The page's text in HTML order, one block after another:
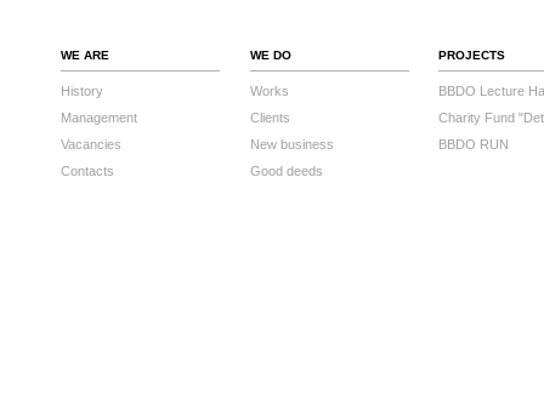
WE ARE
History
Management
Vacancies
Contacts
WE DO
Works
Clients
New business
Good deeds
PROJECTS
BBDO Lecture
Charity Fund
BBDO RUN